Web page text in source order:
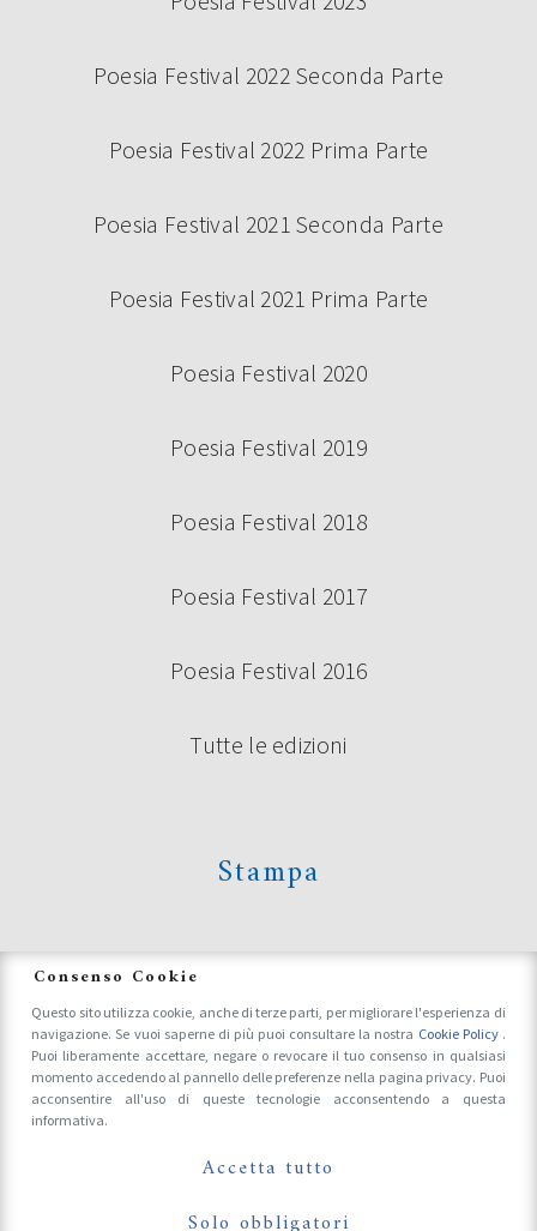
Poesia Festival 2022 Seconda Parte
Poesia Festival 2022 Prima Parte
Poesia Festival 2021 Seconda Parte
Poesia Festival 2021 Prima Parte
Poesia Festival 2020
Poesia Festival 2019
Poesia Festival 2018
Poesia Festival 2017
Poesia Festival 2016
Tutte le edizioni
Stampa
Accrediti Stampa e Fotografi
Follow Us On
Consenso Cookie
Questo sito utilizza cookie, anche di terze parti, per migliorare l'esperienza di
navigazione. Se vuoi saperne di più puoi consultare la nostra Cookie Policy .
Puoi liberamente accettare, negare o revocare il tuo consenso in qualsiasi
momento accedendo al pannello delle preferenze nella pagina privacy. Puoi
acconsentire all'uso di queste tecnologie acconsentendo a questa
informativa.
Accetta tutto
Solo obbligatori